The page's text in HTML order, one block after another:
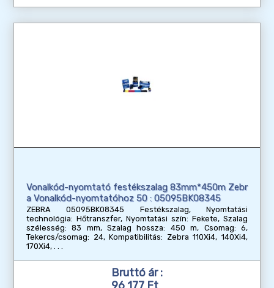
Vonalkód-nyomtató festékszalag 83mm*450m Zebr
a Vonalkód-nyomtatóhoz 50 : 05095BK08345
ZEBRA 05095BK08345 Festékszalag, Nyomtatási
technológia: Hőtranszfer, Nyomtatási szín: Fekete, Szalag
szélesség: 83 mm, Szalag hossza: 450 m, Csomag: 6,
Tekercs/csomag: 24, Kompatibilitás: Zebra 110Xi4, 140Xi4,
170Xi4,
Bruttó ár :
96 177 Ft